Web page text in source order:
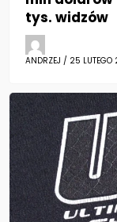
tys. widzów
ANDRZEJ / 25